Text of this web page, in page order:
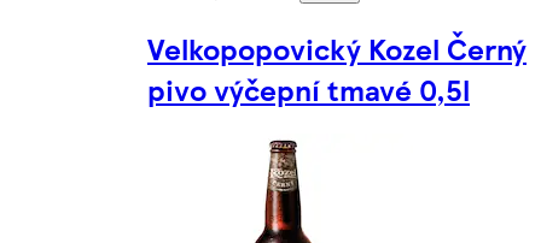
Velkopopovický Kozel Černý
pivo výčepní tmavé 0,5l